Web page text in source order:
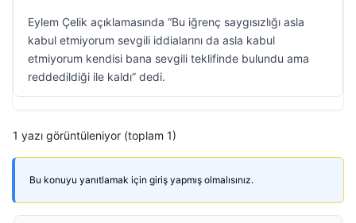
Eylem Çelik açıklamasında “Bu iğrenç saygısızlığı asla
kabul etmiyorum sevgili iddialarını da asla kabul
etmiyorum kendisi bana sevgili teklifinde bulundu ama
reddedildiği ile kaldı” dedi.
1 yazı görüntüleniyor (toplam 1)
Bu konuyu yanıtlamak için giriş yapmış olmalısınız.